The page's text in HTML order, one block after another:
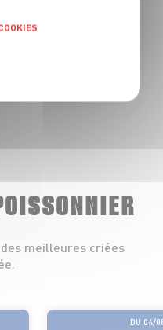
meilleures criées
DU 04/